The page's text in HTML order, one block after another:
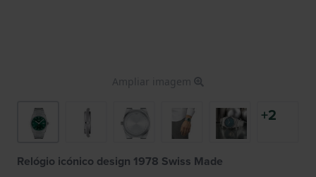
Ampliar imagem
+2
Relógio icónico design 1978 Swiss Made